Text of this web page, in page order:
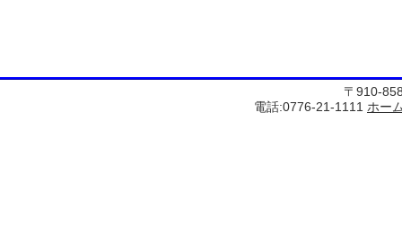
〒910-
電話:0776-21-1111 ホー